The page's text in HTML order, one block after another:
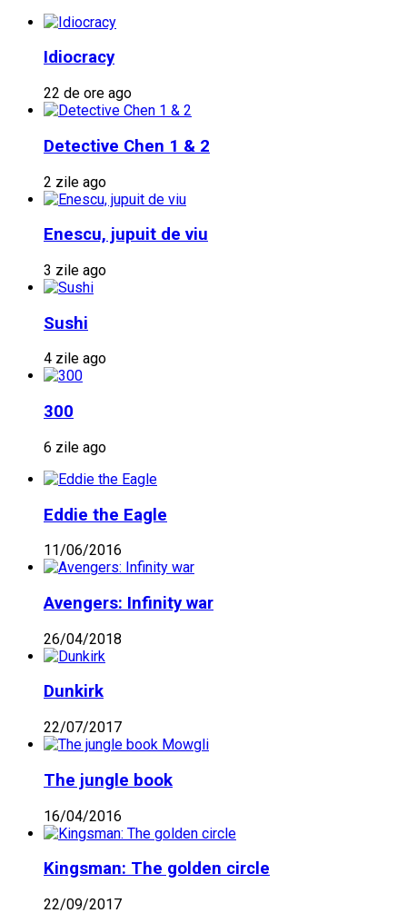
Idiocracy
22 de ore ago
Detective Chen 1 & 2
2 zile ago
Enescu, jupuit de viu
3 zile ago
Sushi
4 zile ago
300
6 zile ago
Eddie the Eagle
11/06/2016
Avengers: Infinity war
26/04/2018
Dunkirk
22/07/2017
The jungle book
16/04/2016
Kingsman: The golden circle
22/09/2017